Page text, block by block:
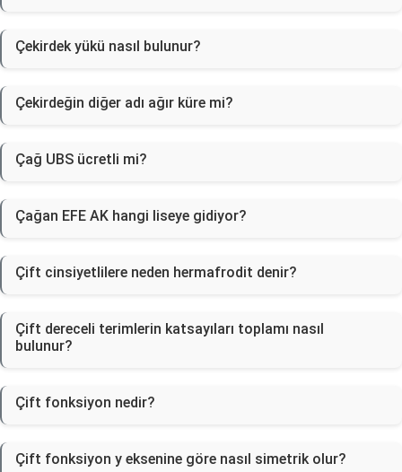
Çekirdek yükü nasıl bulunur?
Çekirdeğin diğer adı ağır küre mi?
Çağ UBS ücretli mi?
Çağan EFE AK hangi liseye gidiyor?
Çift cinsiyetlilere neden hermafrodit denir?
Çift dereceli terimlerin katsayıları toplamı nasıl
bulunur?
Çift fonksiyon nedir?
Çift fonksiyon y eksenine göre nasıl simetrik olur?